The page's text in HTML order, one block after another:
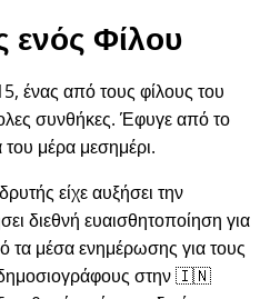
ενός Φίλου
ένας από τους φίλους του
συνθήκες. Έφυγε από το
μέρα μεσημέρι.
είχε αυξήσει την
διεθνή ευαισθητοποίηση για
τα μέσα ενημέρωσης για τους
δημοσιογράφους στην 🇮🇳